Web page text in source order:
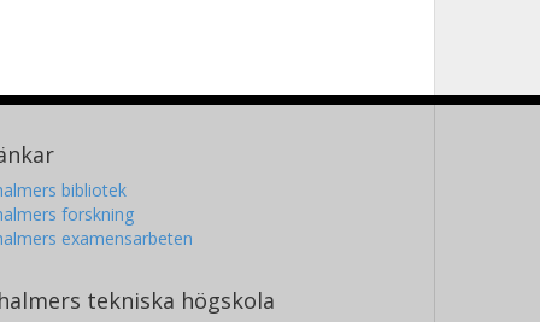
bibliotek
forskning
examensarbeten
tekniska högskola